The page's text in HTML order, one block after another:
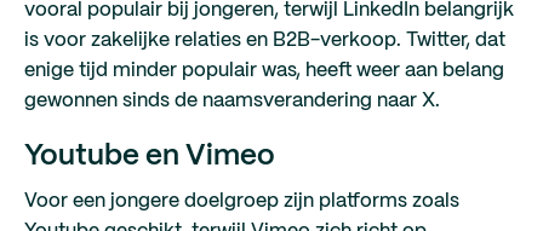
vooral populair bij jongeren, terwijl LinkedIn belangrijk
is voor zakelijke relaties en B2B-verkoop. Twitter, dat
enige tijd minder populair was, heeft weer aan belang
gewonnen sinds de naamsverandering naar X.
Youtube en Vimeo
Voor een jongere doelgroep zijn platforms zoals